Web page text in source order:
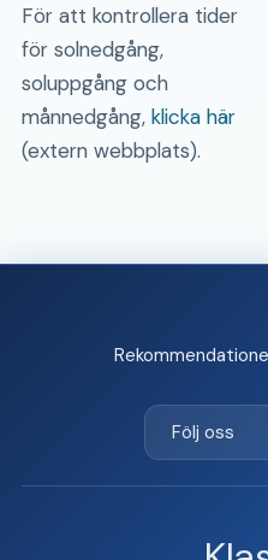
För att kontrollera tider
för solnedgång,
soluppgång och
månnedgång, klicka här
(extern webbplats).
Följ oss